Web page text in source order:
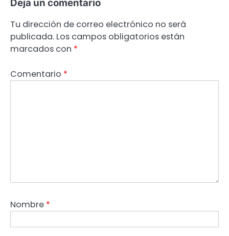
Deja un comentario
Tu dirección de correo electrónico no será
publicada. Los campos obligatorios están
marcados con *
Comentario *
Nombre *